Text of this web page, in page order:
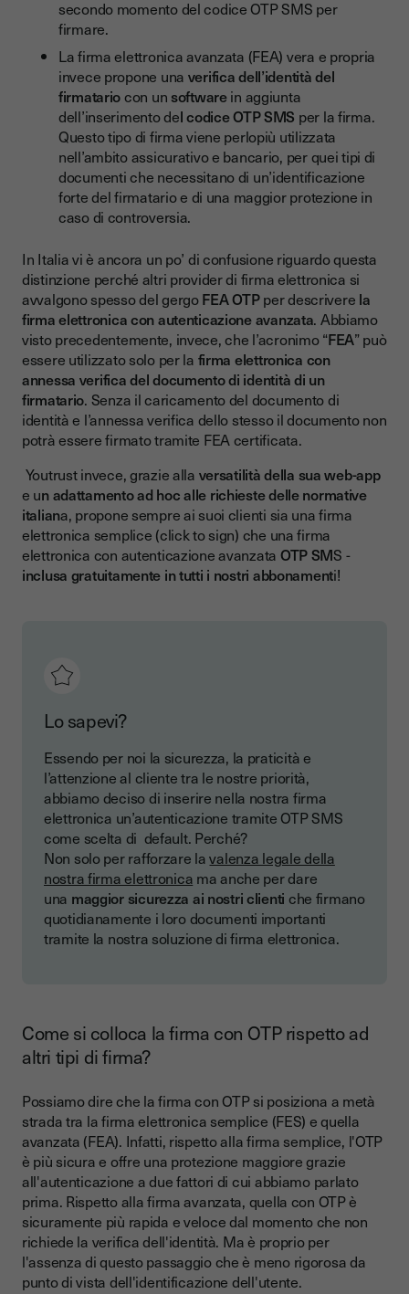
secondo momento del codice OTP SMS per
firmare.
La firma elettronica avanzata (FEA) vera e propria
invece propone una verifica dell’identità del
firmatariocon unsoftwarein aggiunta
dell’inserimento del codice OTP SMS per la firma.
Questo tipo di firma viene perlopiù utilizzata
nell’ambito assicurativo e bancario, per quei tipi di
documenti che necessitano di un’identificazione
forte del firmatario e di una maggior protezione in
caso di controversia.
In Italia vi è ancora un po’ di confusione riguardo questa
distinzione perché altri provider di firma elettronica si
avvalgono spesso del gergoFEA OTPper descrivere la
firma elettronica con autenticazione avanzata. Abbiamo
visto precedentemente, invece, che l’acronimo “FEA” può
essere utilizzato solo per la firma elettronica con
annessa verifica del documento di identità di un
firmatario. Senza il caricamento del documento di
identità e l’annessa verifica dello stesso il documento non
potrà essere firmato tramite FEA certificata.
Youtrust invece, grazie alla versatilità della sua web-app
e un adattamento ad hoc alle richieste delle normative
italiana, propone sempre ai suoi clienti sia una firma
elettronica semplice (click to sign) che una firma
elettronica con autenticazione avanzata OTP SMS -
inclusa gratuitamente in tutti i nostri abbonamenti!
Lo sapevi?
Essendo per noi la sicurezza, la praticità e
l’attenzione al cliente tra le nostre priorità,
abbiamo deciso di inserire nella nostra firma
elettronica un’autenticazione tramite OTP SMS
come scelta di default. Perché?
Non solo per rafforzare lavalenza legale della
nostra firma elettronica ma anche per dare
una maggior sicurezza ai nostri clienti che firmano
quotidianamente i loro documenti importanti
tramite la nostra soluzione di firma elettronica.
Come si colloca la firma con OTP rispetto ad
altri tipi di firma?
Possiamo dire che la firma con OTP si posiziona a metà
strada tra la firma elettronica semplice (FES) e quella
avanzata (FEA). Infatti, rispetto alla firma semplice, l'OTP
è più sicura e offre una protezione maggiore grazie
all'autenticazione a due fattori di cui abbiamo parlato
prima. Rispetto alla firma avanzata, quella con OTP è
sicuramente più rapida e veloce dal momento che non
richiede la verifica dell'identità. Ma è proprio per
l'assenza di questo passaggio che è meno rigorosa da
punto di vista dell'identificazione dell'utente.